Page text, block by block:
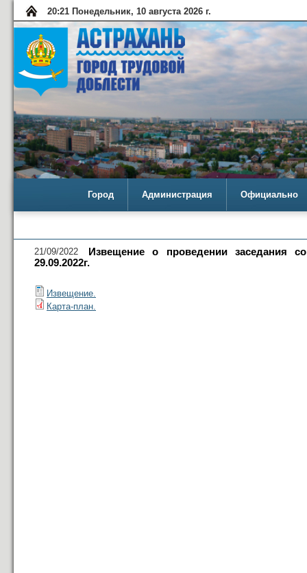
20:21 Понедельник, 10 августа 2026 г.
Город Администрация Официально
21/09/2022
Извещение о проведении заседания
29.09.2022г.
Извещение.
Карта-план.